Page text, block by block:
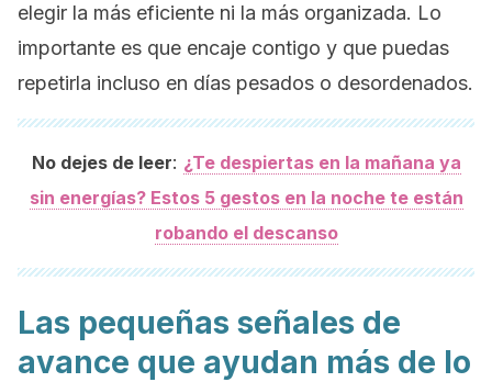
elegir la más eficiente ni la más organizada. Lo
importante es que encaje contigo y que puedas
repetirla incluso en días pesados o desordenados.
No dejes de leer: ¿Te despiertas en la mañana ya
sin energías? Estos 5 gestos en la noche te están
robando el descanso
Las pequeñas señales de
avance que ayudan más de lo